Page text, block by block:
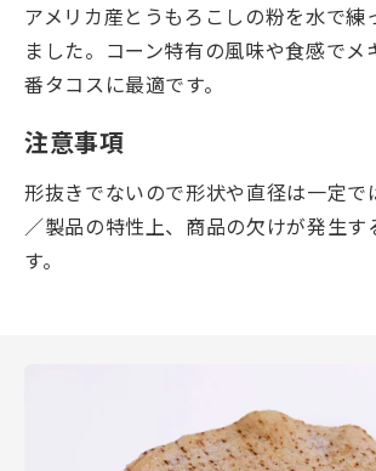
アメリカ産とうもろこしの粉を水で練
ました。コーン特有の風味や食感でメ
番タコスに最適です。
注意事項
形抜きでないので形状や直径は一定で
／製品の特性上、商品の欠けが発生す
す。